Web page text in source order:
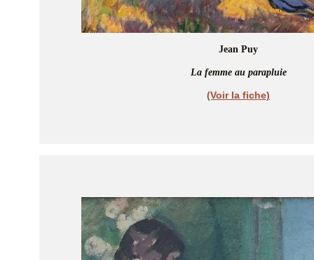
Jean Puy
La femme au parapluie
(Voir la fiche)